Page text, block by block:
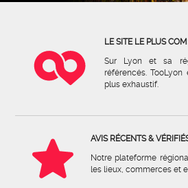
LE SITE LE PLUS
Sur Lyon et sa
référencés.
plus exhaustif.
AVIS RÉCENTS &
Notre plateforme
les lieux, commerces et